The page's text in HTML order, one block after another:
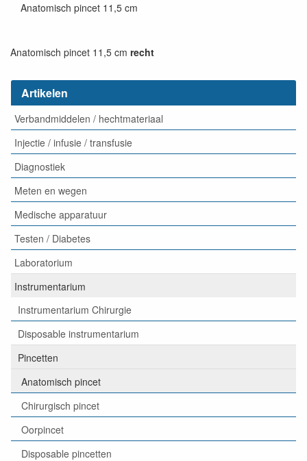
Anatomisch pincet 11,5 cm
Anatomisch pincet 11,5 cm recht
Artikelen
Verbandmiddelen / hechtmateriaal
Injectie / infusie / transfusie
Diagnostiek
Meten en wegen
Medische apparatuur
Testen / Diabetes
Laboratorium
Instrumentarium
Instrumentarium Chirurgie
Disposable instrumentarium
Pincetten
Anatomisch pincet
Chirurgisch pincet
Oorpincet
Disposable pincetten